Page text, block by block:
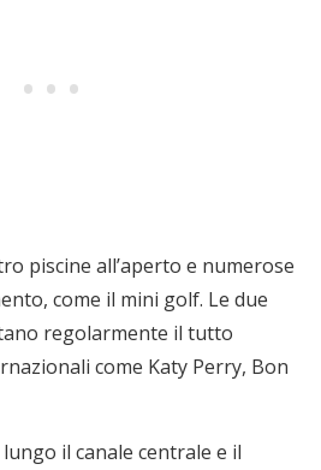
piscine all’aperto e numerose
come il mini golf. Le due
regolarmente il tutto
come Katy Perry, Bon
il canale centrale e il